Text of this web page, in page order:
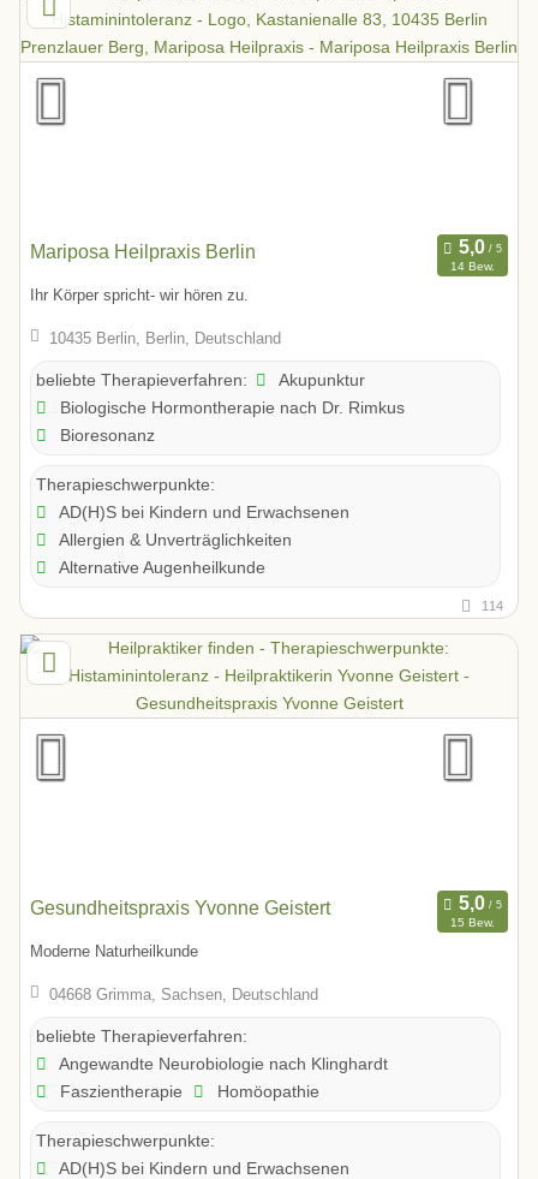
Mariposa Heilpraxis Berlin
14 Bew.
Ihr Körper spricht- wir hören zu.
10435 Berlin, Berlin, Deutschland
beliebte Therapieverfahren:
Akupunktur
Biologische Hormontherapie nach Dr. Rimkus
Bioresonanz
Therapieschwerpunkte:
AD(H)S bei Kindern und Erwachsenen
Allergien & Unverträglichkeiten
Alternative Augenheilkunde
114
Gesundheitspraxis Yvonne Geistert
15 Bew.
Moderne Naturheilkunde
04668 Grimma, Sachsen, Deutschland
beliebte Therapieverfahren:
Angewandte Neurobiologie nach Klinghardt
Faszientherapie
Homöopathie
Therapieschwerpunkte:
AD(H)S bei Kindern und Erwachsenen